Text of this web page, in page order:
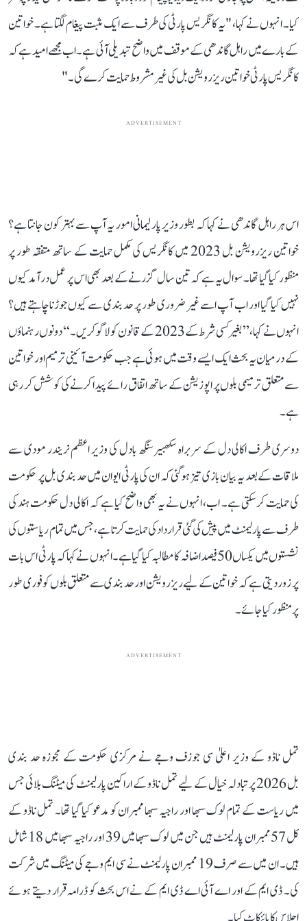
کیا۔ انہوں نے کہا، "یہ کانگریس پارٹی کی طرف سے ایک مثبت پیغام لگتا ہے۔ خواتین
کے بارے میں راہل گاندھی کے موقف میں واضح تبدیلی آئی ہے۔ اب مجھے امید ہے کہ
کانگریس پارٹی خواتین ریزرویشن بل کی غیر مشروط حمایت کرے گی۔"
ADVERTISEMENT
اس ہر راہل گاندھی نے کہا کہ بطور وزیر پارلیمانی امور یہ آپ سے بہتر کون جانتا ہے؟
خواتین ریزرویشن بل 2023 میں کانگریس کی مکمل حمایت کے ساتھ متفقہ طور پر
منظور کیا گیا تھا۔ سوال یہ ہے کہ تین سال گزرنے کے بعد بھی اس پر عمل درآمد کیوں
نہیں کیا گیا اور اب آپ اسے غیر ضروری طور پر حد بندی سے کیوں جوڑنا چاہتے ہیں؟
انہوں نے کہا، ’’بغیر کسی شرط کے 2023 کے قانون کو لاگو کریں۔‘‘ دونوں رہنماؤں
کے درمیان یہ بحث ایک ایسے وقت میں ہوئی ہے جب حکومت آئینی ترمیم اور خواتین
سے متعلق ترمیمی بلوں پر اپوزیشن کے ساتھ اتفاق رائے پیدا کرنے کی کوشش کر رہی
ہے۔
دوسری طرف اکالی دل کے سربراہ سکھبیر سنگھ بادل کی وزیر اعظم نریندر مودی سے
ملاقات کے بعد یہ بیان بازی تیز ہوگئی کہ ان کی پارٹی ایوان میں حد بندی بل پر حکومت
کی حمایت کر سکتی ہے۔ اب، انہوں نے یہ بھی واضح کیا ہے کہ اکالی دل حکومت ہند کی
طرف سے پارلیمنٹ میں پیش کی گئی قرارداد کی حمایت کرتا ہے، جس میں تمام ریاستوں کی
نشستوں میں یکساں 50 فیصد اضافہ کا مطالبہ کیا گیا ہے۔ انہوں نے کہا کہ پارٹی اس بات
پر زور دیتی ہے کہ خواتین کے لیے ریزرویشن اور حد بندی سے متعلق بلوں کو فوری طور
پر منظور کیا جائے۔
ADVERTISEMENT
تمل ناڈو کے وزیر اعلیٰ سی جوزف وجے نے مرکزی حکومت کے مجوزہ حد بندی
بل 2026 پر تبادلہ خیال کے لیے تمل ناڈو کے اراکین پارلیمنٹ کی میٹنگ بلائی جس
میں ریاست کے تمام لوک سبھا اور راجیہ سبھا ممبران کو مدعو کیا گیا تھا۔ تمل ناڈو کے
کل 57 ممبران پارلیمنٹ ہیں جن میں لوک سبھا میں 39 اور راجیہ سبھا میں 18 شامل
ہیں۔ ان میں سے صرف 19 ممبران پارلیمنٹ نے سی ایم وجے کی میٹنگ میں شرکت
کی۔ ڈی ایم کے اور اے آئی اے ڈی ایم کے نے اس بحث کو ڈرامہ قرار دیتے ہوئے